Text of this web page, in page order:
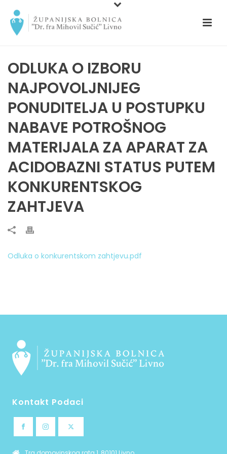
ODLUKA O IZBORU
NAJPOVOLJNIJEG
PONUDITELJA U POSTUPKU
NABAVE POTROŠNOG
MATERIJALA ZA APARAT ZA
ACIDOBAZNI STATUS PUTEM
KONKURENTSKOG
ZAHTJEVA
Odluka o konkurentskom zahtjevu.pdf
Kontakt Podaci